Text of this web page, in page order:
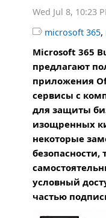
Wed Jul 8, 10:23
 microsoft 365,
Microsoft 365
предлагают
приложения
сервисы с
для защиты
изощренных
некоторые
безопасности,
условный
частью